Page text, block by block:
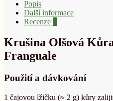
Popis
Další informace
Recenze
Krušina Olšová
Franguale
Použití a dávkování
1 čajovou lžičku (≈ 2 g) kůry